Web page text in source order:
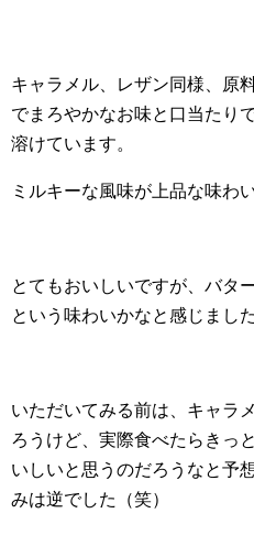
キャラメル、レザン同様、原
でまろやかなお味と口当たり
溶けています。
ミルキーな風味が上品な味わ
とてもおいしいですが、バタ
という味わいかなと感じました
いただいてみる前は、キャラ
ろうけど、実際食べたらきっ
いしいと思うのだろうなと予
みは逆でした（笑）